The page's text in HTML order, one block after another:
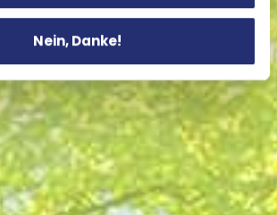
Nein, Danke!